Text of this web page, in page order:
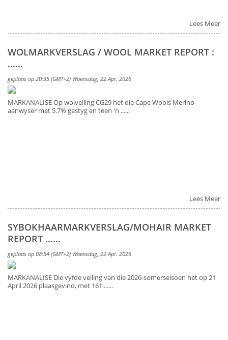
Lees Meer
WOLMARKVERSLAG / WOOL MARKET REPORT :
......
geplaas op 20:35 (GMT+2) Woensdag, 22 Apr. 2026
MARKANALISE Op wolveiling CG29 het die Cape Wools Merino-
aanwyser met 5.7% gestyg en teen 'n ......
Lees Meer
SYBOKHAARMARKVERSLAG/MOHAIR MARKET
REPORT ......
geplaas op 08:54 (GMT+2) Woensdag, 22 Apr. 2026
MARKANALISE Die vyfde veiling van die 2026-somerseisoen het op 21
April 2026 plaasgevind, met 161 ......